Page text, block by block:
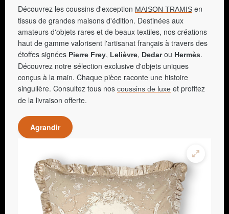
moine Guillaume de Baskerville dans « Le
Nom de la rose » et un Cecil B. DeMille
Award en 1996 pour l'ensemble de sa
carrière. Icône du cinéma britannique,
néanmoins à la retraite depuis son rôle dans
« La Ligue des gentlemen extraordinaires »
(2003), Sean Connery a été anobli par la
reine Élisabeth II en 2000, pour services
rendus au cinéma britannique. Il est
également membre de l'ordre de l'Empire
britannique. Fier de ses origines écossaises,
il affiche publiquement son soutien à
l'indépendantisme écossais.
Découvrez les coussins d'exception MAISON TRAMIS en
tissus de grandes maisons d'édition. Destinées aux
amateurs d'objets rares et de beaux textiles, nos créations
haut de gamme valorisent l'artisanat français à travers des
étoffes signées Pierre Frey, Lelièvre, Dedarou Hermès.
Découvrez notre sélection exclusive d'objets uniques
conçus à la main. Chaque pièce raconte une histoire
singulière. Consultez tous nos coussins de luxe et profitez
de la livraison offerte.
Agrandir